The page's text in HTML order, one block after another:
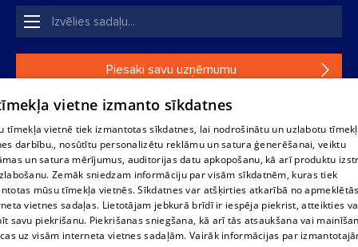
Piesaki savu uzņēmumu
Ja tavs uzņēmums nav mūsu datubāzē, aizpildi vienkāršu
1188 datu bāzes, tās daļas vai datu bāzē iekļautās informācijas,
vai informācijas daļas pavairošana vai izplatīšana jebkādā formā
stingri aizliegta. Tāpat arī ir aizliegta lejupielāde automātiskā
režīmā. Jebkura 1188 web lapā publicētā materiāla
pārpublicēšana ir kategoriski aizliegta bez 1188 web lapas
vietne izmanto sīkdatnes
tīmekļa vietnē tiek izmantotas sīkdatnes, lai nodrošinātu un uzlabotu
darbību., nosūtītu personalizētu reklāmu un satura ģenerēšanai, veiktu
un satura mērījumus, auditorijas datu apkopošanu, kā arī produktu
Zemāk sniedzam informāciju par visām sīkdatnēm, kuras tiek
mūsu tīmekļa vietnēs. Sīkdatnes var atšķirties atkarībā no
vietnes sadaļas. Lietotājam jebkurā brīdī ir iespēja piekrist, atteikties
savu piekrišanu. Piekrišanas sniegšana, kā arī tās atsaukšana vai
uz visām interneta vietnes sadaļām. Vairāk informācijas par